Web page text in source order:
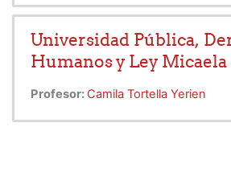
Universidad Pública,
Humanos y Ley Micaela
Profesor: Camila Tortella Yerien